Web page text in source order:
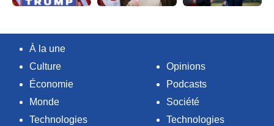
À la une
Culture
Économie
Monde
Technologies
Opinions
Podcasts
Société
Technologies